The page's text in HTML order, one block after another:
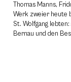
Thomas Manns,
Werk zweier heute
St. Wolfgang
Bernau und den